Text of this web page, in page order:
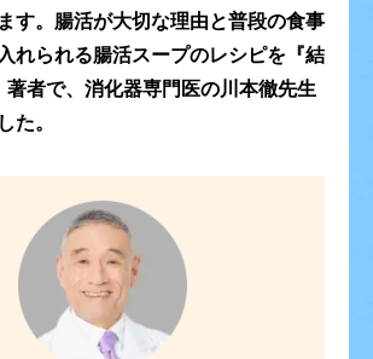
す。 腸活が大切な理由と普段の食事
れられる腸活スープのレシピを 『結
著者で、消化器専門医の川本徹先生
た。